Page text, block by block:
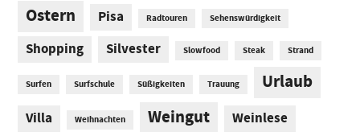
Ostern Pisa Radtouren Sehenswürdigkeit
Shopping Silvester Slowfood Steak Strand
Surfen Surfschule Süßigkeiten Trauung Urlaub
Villa Weihnachten Weingut Weinlese